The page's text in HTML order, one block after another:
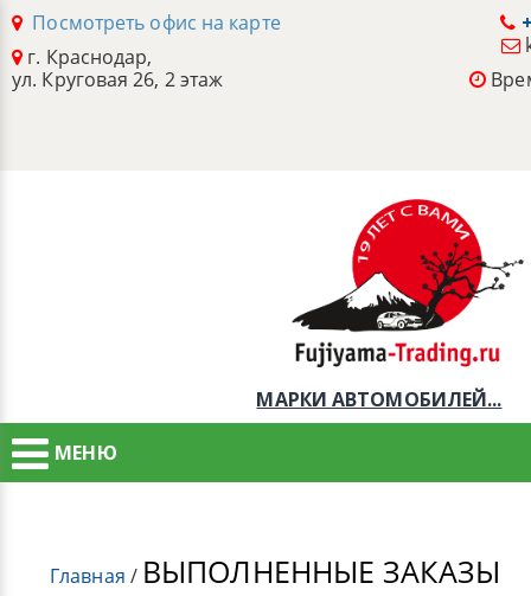
Посмотреть офис на карте
г. Краснодар,
ул. Круговая 26, 2 этаж
МАРКИ АВТОМОБИЛЕЙ...
МЕНЮ
Главная / ВЫПОЛНЕННЫЕ ЗАКАЗЫ